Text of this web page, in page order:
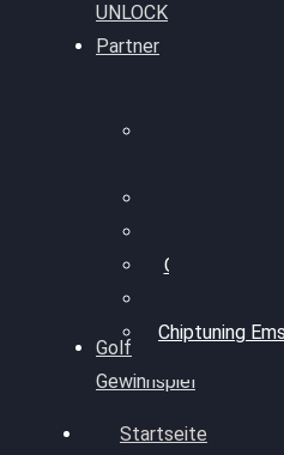
UNLOCK
Partner
Chiptuning
Chiptuning
Golf
Gewinnspiel
Startseite